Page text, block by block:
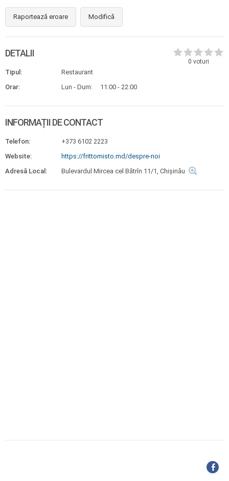
Raportează eroare Modifică
0 voturi
DETALII
Tipul:
Restaurant
Orar:
Lun - Dum: 11:00 - 22:00
INFORMAȚII DE CONTACT
Telefon:
+373 6102 2223
Website:
https://frittomisto.md/despre-noi
Adresă Local:
Bulevardul Mircea cel Bătrîn 11/1, Chișinău